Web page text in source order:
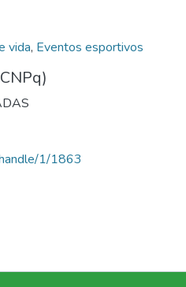
vida, Eventos esportivos
1/1863